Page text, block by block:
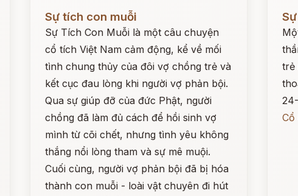
Sự tích con muỗi
Sự Tích Con Muỗi là một câu chuyện
cổ tích Việt Nam cảm động, kể về mối
tình chung thủy của đôi vợ chồng trẻ và
kết cục đau lòng khi người vợ phản bội.
Qua sự giúp đỡ của đức Phật, người
chồng đã làm đủ cách để hồi sinh vợ
mình từ cõi chết, nhưng tình yêu không
thắng nổi lòng tham và sự mê muội.
Cuối cùng, người vợ phản bội đã bị hóa
thành con muỗi - loài vật chuyên đi hút
trẻ
Cổ